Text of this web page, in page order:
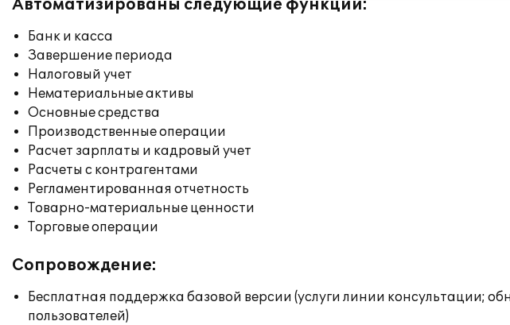
Автоматизированы следующие функции:
Банк и касса
Завершение периода
Налоговый учет
Нематериальные активы
Основные средства
Производственные операции
Расчет зарплаты и кадровый учет
Расчеты с контрагентами
Регламентированная отчетность
Товарно-материальные ценности
Торговые операции
Сопровождение:
Бесплатная поддержка базовой версии (услуги линии консультации;
пользователей)